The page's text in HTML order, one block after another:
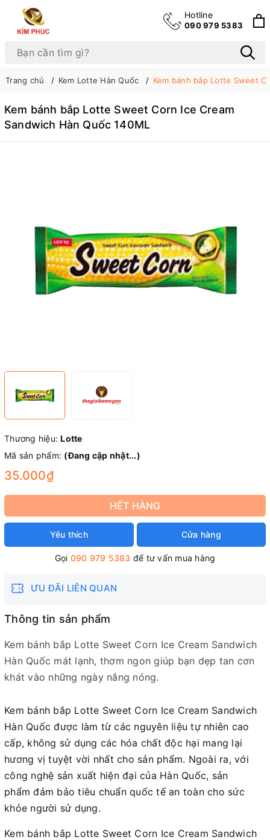
Hotline
090 979 5383
Trang chủ Kem Lotte Hàn Quốc Kem bánh bắp Lotte Sweet
Kem bánh bắp Lotte Sweet Corn Ice Cream
Sandwich Hàn Quốc 140ML
Thương hiệu:Lotte
Mã sản phẩm: (Đang cập nhật...)
35.000₫
HẾT HÀNG
Yêu thích Cửa hàng
Gọi 090 979 5383 để tư vấn mua hàng
ƯU ĐÃI LIÊN QUAN
Thông tin sản phẩm
Kem bánh bắp Lotte Sweet Corn Ice Cream Sandwich
Hàn Quốc mát lạnh, thơm ngon giúp bạn dẹp tan cơn
khát vào những ngày nắng nóng.
Kem bánh bắp Lotte Sweet Corn Ice Cream Sandwich
Hàn Quốc được làm từ các nguyên liệu tự nhiên cao
cấp, không sử dụng các hóa chất độc hại mang lại
hương vị tuyệt vời nhất cho sản phẩm. Ngoài ra, với
công nghệ sản xuất hiện đại của Hàn Quốc, sản
phẩm đảm bảo tiêu chuẩn quốc tế an toàn cho sức
khỏe người sử dụng.
Kem bánh bắp Lotte Sweet Corn Ice Cream Sandwich